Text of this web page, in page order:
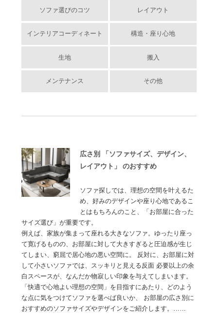
ソファ選びのコツ レイアウト
インテリアコーディネート 構造・座り心地
生地 搬入
メンテナンス その他
広さ別 「ソファサイズ、デザイン、
レイアウト」 のおすすめ
ソファ探しでは、理想の空間を叶えるた
め、好みのデザインや座り心地であるこ
とはもちろんのこと、「お部屋に合った
サイズ選び」が重要です。
例えば、家族が集まって座れる大きなソファ。ゆったり座っ
て寛げるものの、お部屋に対して大きすぎると圧迫感が生じ
てしまい、窮屈で居心地の悪い空間に。 反対に、お部屋に対
して小さいソファでは、スッキリと見える反面 必要以上の余
白スペースが、なんだか物寂しい印象を与えてしまいます。
「快適で心地よい理想の空間」を目指すにあたり、どのよう
な点に気をつけてソファを選べば良いか、 お部屋の広さ別に
おすすめのソファサイズやデザインをご紹介します。……